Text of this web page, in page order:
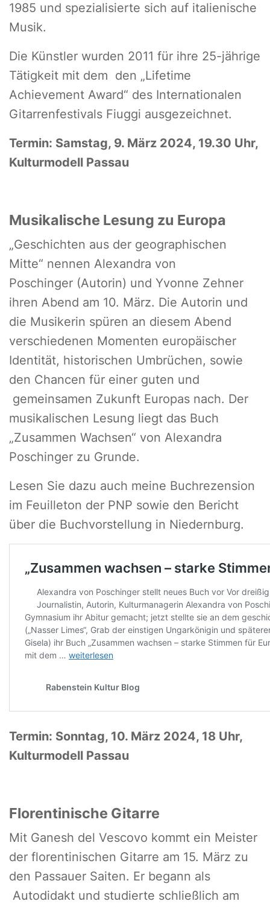
1985 und spezialisierte sich auf italienische
Musik.
Die Künstler wurden 2011 für ihre 25-jährige
Tätigkeit mit dem den „Lifetime
Achievement Award“ des Internationalen
Gitarrenfestivals Fiuggi ausgezeichnet.
Termin: Samstag, 9. März 2024, 19.30 Uhr,
Kulturmodell Passau
Musikalische Lesung zu Europa
„Geschichten aus der geographischen
Mitte“ nennen Alexandra von
Poschinger (Autorin) und Yvonne Zehner
ihren Abend am 10. März. Die Autorin und
die Musikerin spüren an diesem Abend
verschiedenen Momenten europäischer
Identität, historischen Umbrüchen, sowie
den Chancen für einer guten und
gemeinsamen Zukunft Europas nach. Der
musikalischen Lesung liegt das Buch
„Zusammen Wachsen“ von Alexandra
Poschinger zu Grunde.
Lesen Sie dazu auch meine Buchrezension
im Feuilleton der PNP sowie den Bericht
über die Buchvorstellung in Niedernburg.
Termin: Sonntag, 10. März 2024, 18 Uhr,
Kulturmodell Passau
Florentinische Gitarre
Mit Ganesh del Vescovo kommt ein Meister
der florentinischen Gitarre am 15. März zu
den Passauer Saiten. Er begann als
Autodidakt und studierte schließlich am